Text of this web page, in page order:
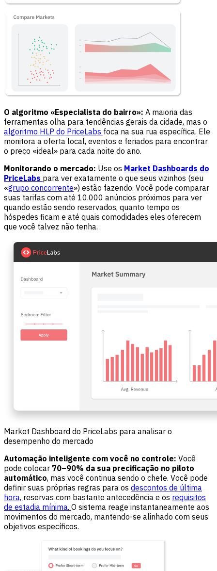
O algoritmo «Especialista do bairro»: A maioria das
ferramentas olha para tendências gerais da cidade, mas o
algoritmo HLP do PriceLabs foca na sua rua específica. Ele
monitora a oferta local, eventos e feriados para encontrar
o preço «ideal» para cada noite do ano.
Monitorando o mercado: Use os Market Dashboards do
PriceLabs para ver exatamente o que seus vizinhos (seu
«grupo concorrente») estão fazendo. Você pode comparar
suas tarifas com até 10.000 anúncios próximos para ver
quando estão sendo reservados, quanto tempo os
hóspedes ficam e até quais comodidades eles oferecem
que você talvez não tenha.
Market Dashboard do PriceLabs para analisar o
desempenho do mercado
Automação inteligente com você no controle: Você
pode colocar 70–90% da sua precificação no piloto
automático, mas você continua sendo o chefe. Você pode
definir suas próprias regras para os descontos de última
hora, reservas com bastante antecedência e os requisitos
de estadia mínima. O sistema reage instantaneamente aos
movimentos do mercado, mantendo-se alinhado com seus
objetivos específicos.